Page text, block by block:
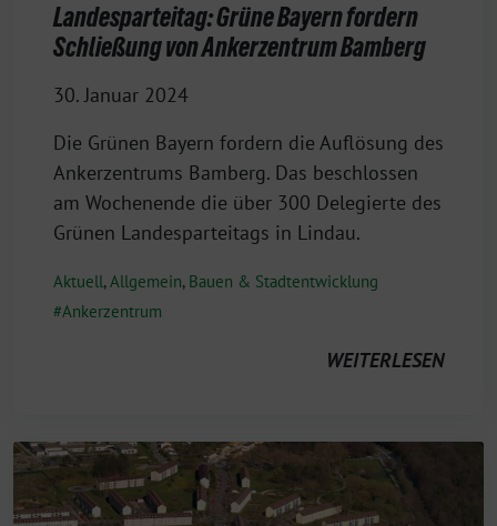
Landesparteitag: Grüne Bayern fordern
Schließung von Ankerzentrum Bamberg
30. Januar 2024
Die Grünen Bayern fordern die Auflösung des
Ankerzentrums Bamberg. Das beschlossen
am Wochenende die über 300 Delegierte des
Grünen Landesparteitags in Lindau.
Aktuell,Allgemein, Bauen & Stadtentwicklung
Ankerzentrum
WEITERLESEN